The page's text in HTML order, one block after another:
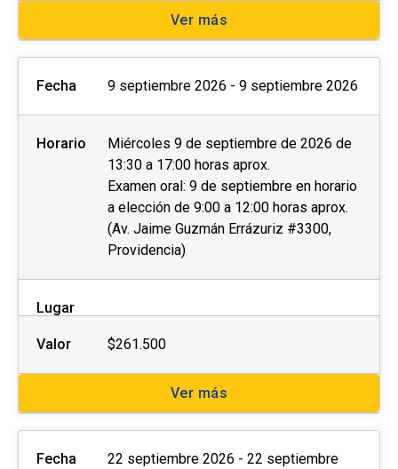
Ver más
Fecha 9 septiembre 2026 - 9 septiembre 2026
Horario
Miércoles 9 de septiembre de 2026 de
13:30 a 17:00 horas aprox.
Examen oral: 9 de septiembre en horario
a elección de 9:00 a 12:00 horas aprox.
(Av. Jaime Guzmán Errázuriz #3300,
Providencia)
Lugar
Valor $261.500
Ver más
Fecha
22 septiembre 2026 - 22 septiembre